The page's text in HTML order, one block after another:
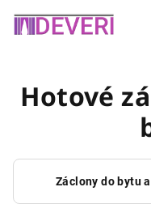
Hotové
Záclony do bytu